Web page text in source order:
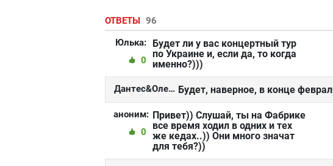
ОТВЕТЫ 96
Юлька:
0
Будет ли у вас концертный тур
по Украине и, если да, то когда
именно?)))
Дантес&Олейник: Будет, наверное, в конце
аноним:
0
Привет)) Слушай, ты на Фабрике
все время ходил в одних и тех
же кедах..)) Они много значат
для тебя?))